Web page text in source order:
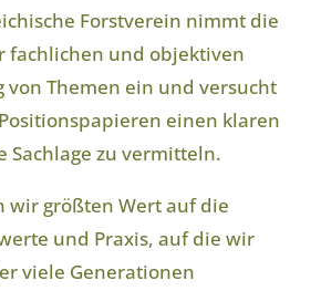
Forstverein nimmt die
fachlichen und objektiven
von Themen ein und versucht
einen klaren
Sachlage zu vermitteln.
wir größten Wert auf die
und Praxis, auf die wir
viele Generationen